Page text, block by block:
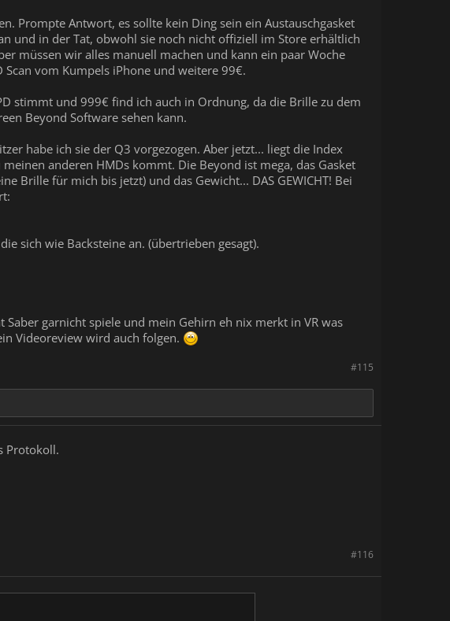
Prompte Antwort, es sollte kein Ding sein ein Austauschgasket
und in der Tat, obwohl sie noch nicht offiziell im Store erhältlich
müssen wir alles manuell machen und kann ein paar Woche
vom Kumpels iPhone und weitere 99€.
stimmt und 999€ find ich auch in Ordnung, da die Brille zu dem
Beyond Software sehen kann.
habe ich sie der Q3 vorgezogen. Aber jetzt... liegt die Index
anderen HMDs kommt. Die Beyond ist mega, das Gasket
Brille für mich bis jetzt) und das Gewicht... DAS GEWICHT! Bei
sich wie Backsteine an. (übertrieben gesagt).
garnicht spiele und mein Gehirn eh nix merkt in VR was
Videoreview wird auch folgen.
#115
Protokoll.
#116